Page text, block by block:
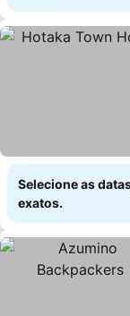
Selecione as
exatos.